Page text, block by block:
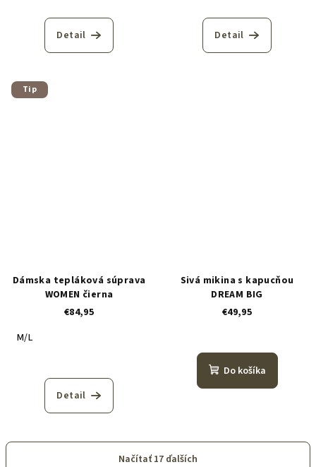
Detail Detail
Tip
Dámska tepláková súprava
WOMEN čierna
€84,95
M/L
Detail
Sivá mikina s kapucňou
DREAM BIG
€49,95
Do košíka
Načítať 17 ďalších